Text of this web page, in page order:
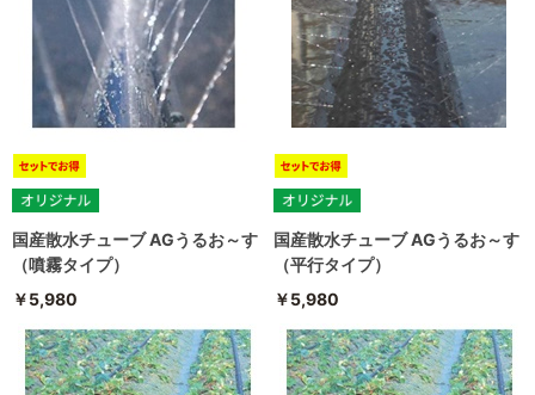
国産散水チューブ AGうるお～す
（噴霧タイプ）
￥5,980
国産散水チューブ AGうるお～す
（平行タイプ）
￥5,980